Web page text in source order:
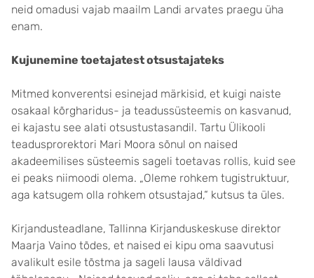
neid omadusi vajab maailm Landi arvates praegu üha
enam.
Kujunemine toetajatest otsustajateks
Mitmed konverentsi esinejad märkisid, et kuigi naiste
osakaal kõrgharidus- ja teadussüsteemis on kasvanud,
ei kajastu see alati otsustustasandil. Tartu Ülikooli
teadus­prorektori Mari Moora sõnul on naised
akadeemilises süsteemis sageli toetavas rollis, kuid see
ei peaks niimoodi olema. „Oleme rohkem tugistruktuur,
aga katsugem olla rohkem otsustajad,“ kutsus ta üles.
Kirjandusteadlane, Tallinna Kirjandus­keskuse direktor
Maarja Vaino tõdes, et naised ei kipu oma saavu­tusi
avalikult esile tõstma ja sageli lausa väldivad